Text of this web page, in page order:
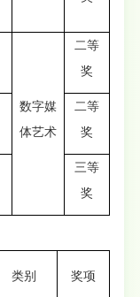
数字媒
体艺术
二等
奖
二等
奖
三等
奖
类别 奖项